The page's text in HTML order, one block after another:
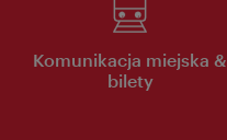
Komunikacja miejska &
bilety